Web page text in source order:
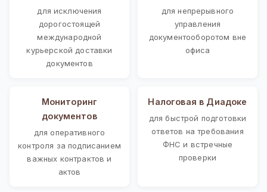
для исключения
дорогостоящей
международной
курьерской доставки
документов
для непрерывного
управления
документооборотом вне
офиса
Мониторинг
документов
для оперативного
контроля за подписанием
важных контрактов и
актов
Налоговая в Диадоке
для быстрой подготовки
ответов на требования
ФНС и встречные
проверки